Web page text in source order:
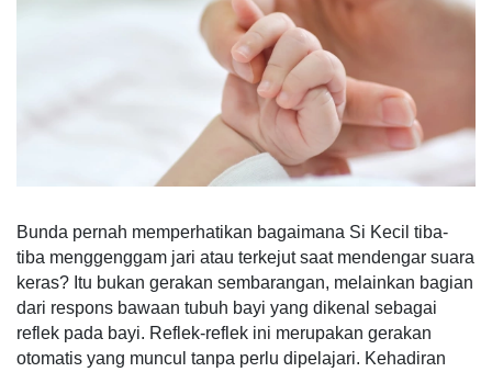
Bunda pernah memperhatikan bagaimana Si Kecil tiba-
tiba menggenggam jari atau terkejut saat mendengar suara
keras? Itu bukan gerakan sembarangan, melainkan bagian
dari respons bawaan tubuh bayi yang dikenal sebagai
reflek pada bayi. Reflek-reflek ini merupakan gerakan
otomatis yang muncul tanpa perlu dipelajari. Kehadiran